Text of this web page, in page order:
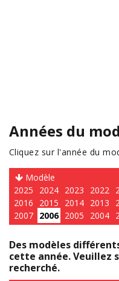
Années du
Cliquez sur l'année du
Modèle
2025
2024 2023 2022
2016
2015 2014 2013
2007 2006 2005 2004
Des modèles
cette année. Veuillez
recherché.